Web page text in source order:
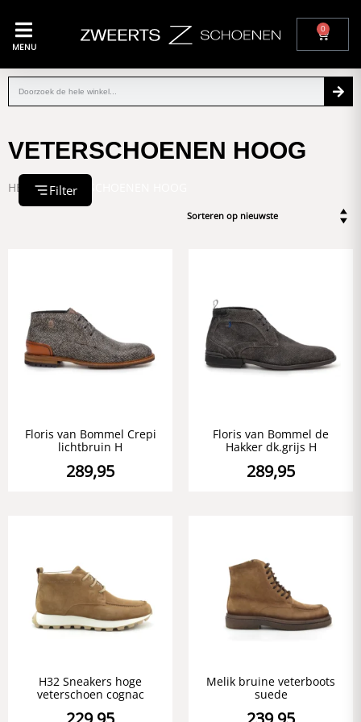
MENU
0
VETERSCHOENEN HOOG
HEREN/ VETERSCHOENEN HOOG
Filter
Floris van Bommel Crepi
lichtbruin H
289,95
Floris van Bommel de
Hakker dk.grijs H
289,95
H32 Sneakers hoge
veterschoen cognac
Melik bruine veterboots
suede